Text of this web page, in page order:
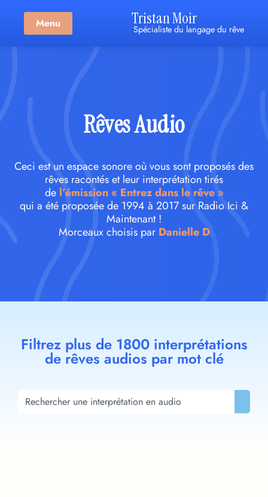
Menu Tristan Moir
Spécialiste du langage du rêve
Rêves Audio
Ceci est un espace sonore où vous sont proposés des
rêves racontés et leur interprétation tirés
de l’émission « Entrez dans le rêve »
qui a été proposée de 1994 à 2017 sur Radio Ici &
Maintenant !
Morceaux choisis par Danielle D
Filtrez plus de 1800 interprétations
de rêves audios par mot clé